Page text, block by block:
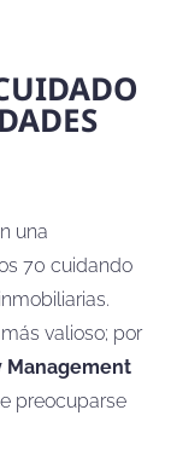
una
70 cuidando
valioso; por
Management
preocuparse